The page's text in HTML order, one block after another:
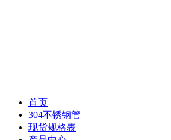
首页
304不锈钢管
现货规格表